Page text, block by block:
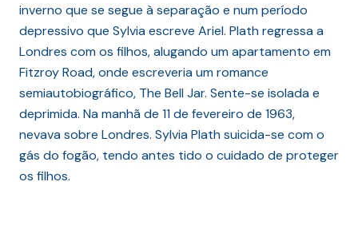
inverno que se segue à separação e num período
depressivo que Sylvia escreve Ariel. Plath regressa a
Londres com os filhos, alugando um apartamento em
Fitzroy Road, onde escreveria um romance
semiautobiográfico, The Bell Jar. Sente-se isolada e
deprimida. Na manhã de 11 de fevereiro de 1963,
nevava sobre Londres. Sylvia Plath suicida-se com o
gás do fogão, tendo antes tido o cuidado de proteger
os filhos.